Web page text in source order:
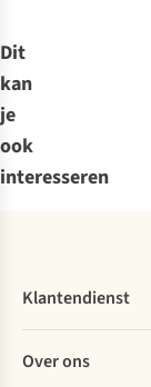
Dit
kan
je
ook
interesseren
Klantendienst
Bestellen
Over ons